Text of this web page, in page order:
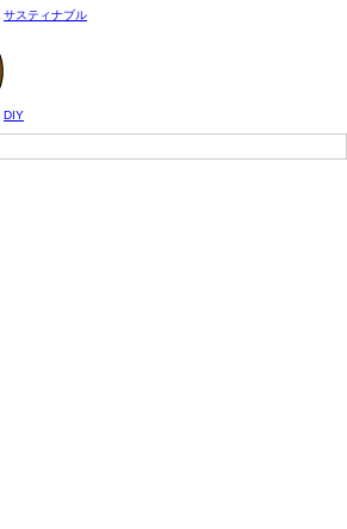
サスティナブル
DIY